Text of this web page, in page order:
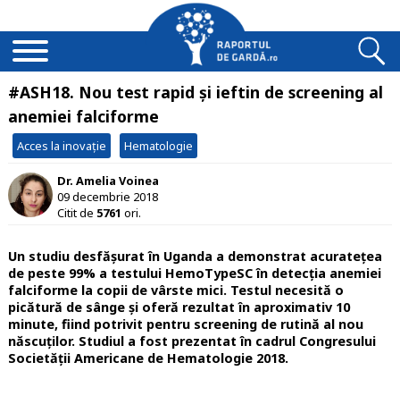
#ASH18. Nou test rapid și ieftin de screening al
anemiei falciforme
Acces la inovație Hematologie
Dr. Amelia Voinea
09 decembrie 2018
Citit de 5761 ori.
Un studiu desfășurat în Uganda a demonstrat acuratețea
de peste 99% a testului HemoTypeSC în detecția anemiei
falciforme la copii de vârste mici. Testul necesită o
picătură de sânge și oferă rezultat în aproximativ 10
minute, fiind potrivit pentru screening de rutină al nou
născuților. Studiul a fost prezentat în cadrul Congresului
Societății Americane de Hematologie 2018.